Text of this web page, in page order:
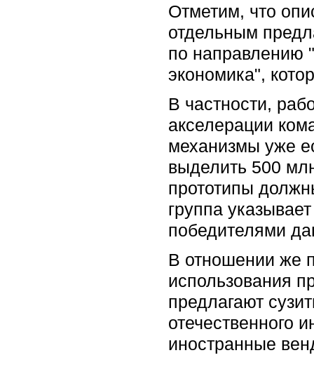
Отметим, что
отдельным
по направлению
экономика",
В частности,
акселерации
механизмы уже
выделить 500
прототипы
группа
победителями
В отношении же
использования
предлагают
отечественного
иностранные